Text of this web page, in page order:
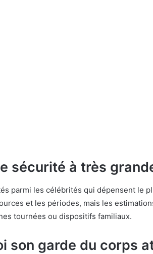
sécurité à très
parmi les célébrités qui dépensent le
et les périodes, mais les
tournées ou dispositifs familiaux.
son garde du corps